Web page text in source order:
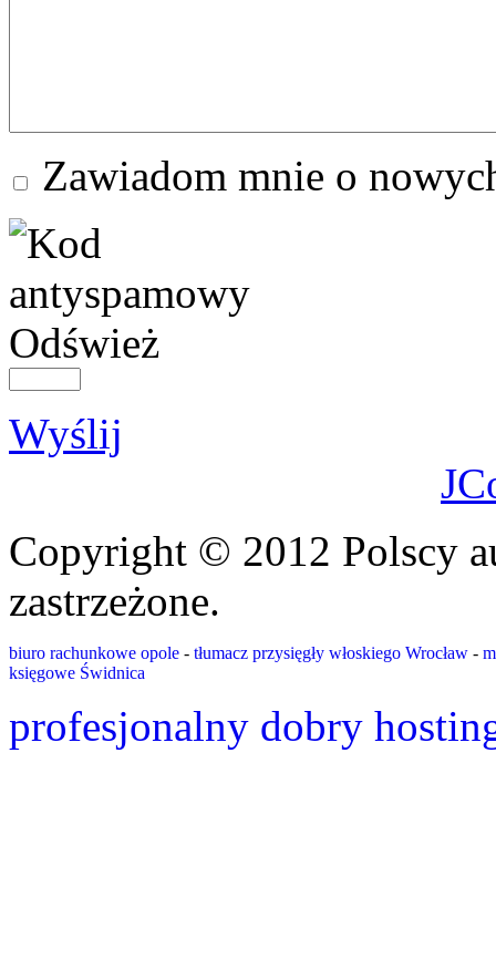
Zawiadom mnie o
Odśwież
Wyślij
Copyright © 2012 Polscy
zastrzeżone.
biuro rachunkowe opole - tłumacz przysięgły włoskiego Wrocław -
księgowe Świdnica
profesjonalny dobry